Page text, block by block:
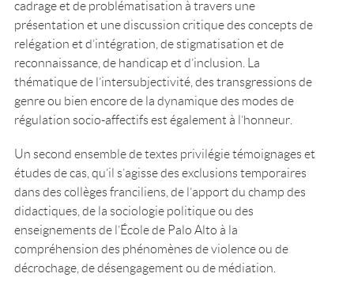
cadrage et de problématisation à travers une
présentation et une discussion critique des concepts de
relégation et d’intégration, de stigmatisation et de
reconnaissance, de handicap et d’inclusion. La
thématique de l’intersubjectivité, des transgressions de
genre ou bien encore de la dynamique des modes de
régulation socio-affectifs est également à l’honneur.
Un second ensemble de textes privilégie témoignages et
études de cas, qu’il s’agisse des exclusions temporaires
dans des collèges franciliens, de l’apport du champ des
didactiques, de la sociologie politique ou des
enseignements de l’École de Palo Alto à la
compréhension des phénomènes de violence ou de
décrochage, de désengagement ou de médiation.